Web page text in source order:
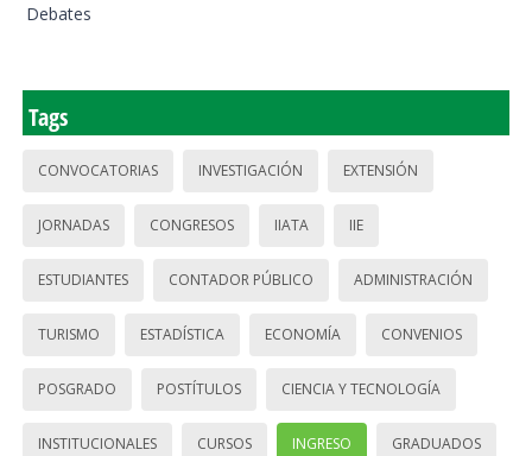
Debates
Tags
CONVOCATORIAS INVESTIGACIÓN EXTENSIÓN
JORNADAS CONGRESOS IIATA IIE
ESTUDIANTES CONTADOR PÚBLICO ADMINISTRACIÓN
TURISMO ESTADÍSTICA ECONOMÍA CONVENIOS
POSGRADO POSTÍTULOS CIENCIA Y TECNOLOGÍA
INSTITUCIONALES CURSOS INGRESO GRADUADOS